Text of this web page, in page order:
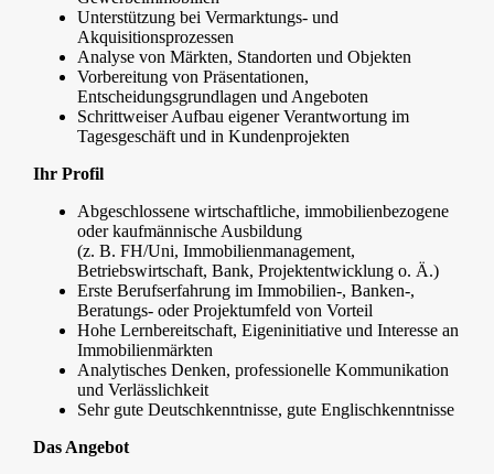
Unterstützung bei Vermarktungs- und
Akquisitionsprozessen
Analyse von Märkten, Standorten und Objekten
Vorbereitung von Präsentationen,
Entscheidungsgrundlagen und Angeboten
Schrittweiser Aufbau eigener Verantwortung im
Tagesgeschäft und in Kundenprojekten
Ihr Profil
Abgeschlossene wirtschaftliche, immobilienbezogene
oder kaufmännische Ausbildung
(z. B. FH/Uni, Immobilienmanagement,
Betriebswirtschaft, Bank, Projektentwicklung o. Ä.)
Erste Berufserfahrung im Immobilien-, Banken-,
Beratungs- oder Projektumfeld von Vorteil
Hohe Lernbereitschaft, Eigeninitiative und Interesse an
Immobilienmärkten
Analytisches Denken, professionelle Kommunikation
und Verlässlichkeit
Sehr gute Deutschkenntnisse, gute Englischkenntnisse
Das Angebot